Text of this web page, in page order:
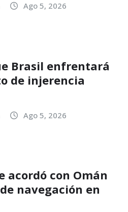
Ago 5, 2026
Brasil enfrentará
de injerencia
Ago 5, 2026
acordó con Omán
navegación en